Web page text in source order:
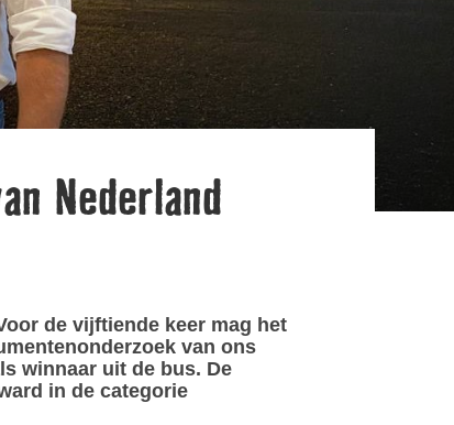
Nederland
de vijftiende keer mag het
van ons
winnaar uit de bus. De
in de categorie